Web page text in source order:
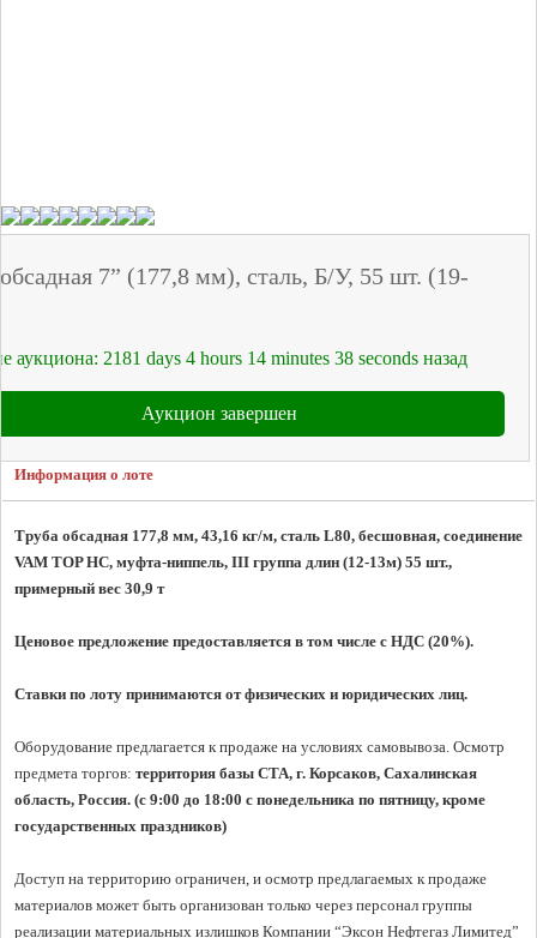
7” (177,8 мм), сталь, Б/У, 55 шт. (19-
аукциона: 2181 days 4 hours 14 minutes 38 seconds назад
Аукцион завершен
Информация о лоте
Труба обсадная 177,8 мм, 43,16 кг/м, сталь L80, бесшовная, соединение
VAM TOP HC, муфта-ниппель, III группа длин (12-13м) 55 шт.,
примерный вес 30,9 т
Ценовое предложение предоставляется в том числе с НДС (20%).
Ставки по лоту принимаются от физических и юридических лиц.
Оборудование предлагается к продаже на условиях самовывоза. Осмотр
предмета торгов: территория базы СТА, г. Корсаков, Сахалинская
область, Россия. (с 9:00 до 18:00 с понедельника по пятницу, кроме
государственных праздников)
Доступ на территорию ограничен, и осмотр предлагаемых к продаже
материалов может быть организован только через персонал группы
реализации материальных излишков Компании “Эксон Нефтегаз Лимитед”